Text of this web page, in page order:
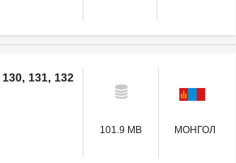
131, 132
101.9 MB МОНГОЛ